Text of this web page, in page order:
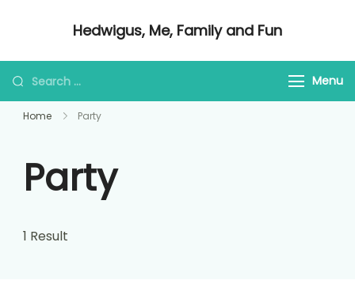
Hedwigus, Me, Family and Fun
Looking
for
Something?
Menu
Home Party
Party
1 Result